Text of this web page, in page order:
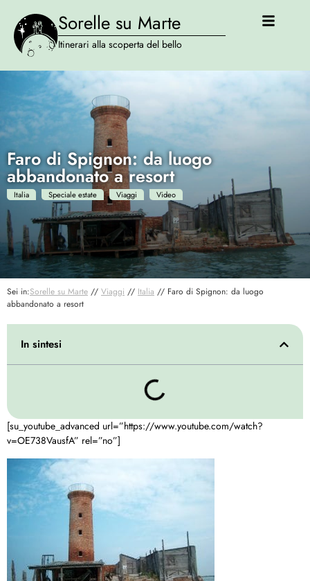
Sorelle su Marte
Itinerari alla scoperta del bello
Faro di Spignon: da luogo
abbandonato a resort
Italia Speciale estate Viaggi Video
Sei in:Sorelle su Marte // Viaggi // Italia // Faro di Spignon: da luogo
abbandonato a resort
[su_youtube_advanced url=”https://www.youtube.com/watch?
v=OE738VausfA” rel=”no”]
In sintesi